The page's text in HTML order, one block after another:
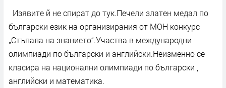
Изявите й не спират до тук.Печели златен медал по
български език на организирания от МОН конкурс
„Стъпала на знанието“.Участва в международни
олимпиади по български и английски.Неизменно се
класира на национални олимпиади по български ,
английски и математика.